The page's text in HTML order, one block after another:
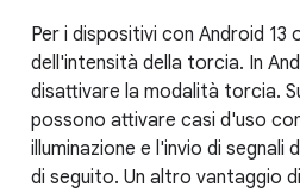
Per i dispositivi con Android
dell'intensità della torcia. In
disattivare la modalità torcia.
possono attivare casi d'uso
illuminazione e l'invio di
di seguito. Un altro vantaggio